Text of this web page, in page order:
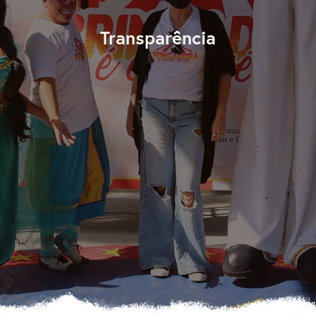
Transparência